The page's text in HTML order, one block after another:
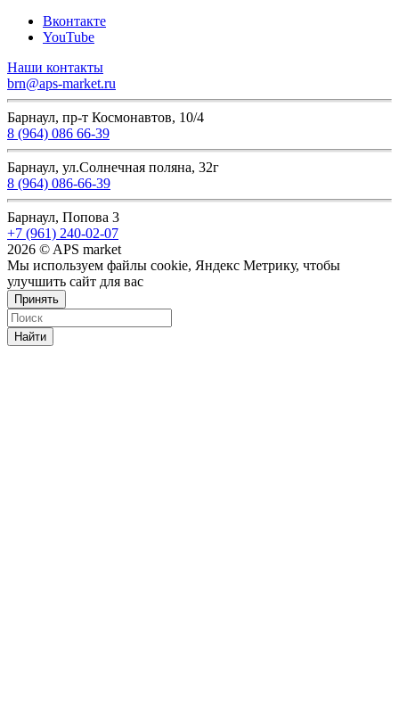
Вконтакте
YouTube
Наши контакты
brn@aps-market.ru
Барнаул, пр-т Космонавтов, 10/4
8 (964) 086 66-39
Барнаул, ул.Солнечная поляна, 32г
8 (964) 086-66-39
Барнаул, Попова 3
+7 (961) 240-02-07
2026 © APS market
Мы используем файлы cookie, Яндекс Метрику, чтобы
улучшить сайт для вас
Принять
Найти